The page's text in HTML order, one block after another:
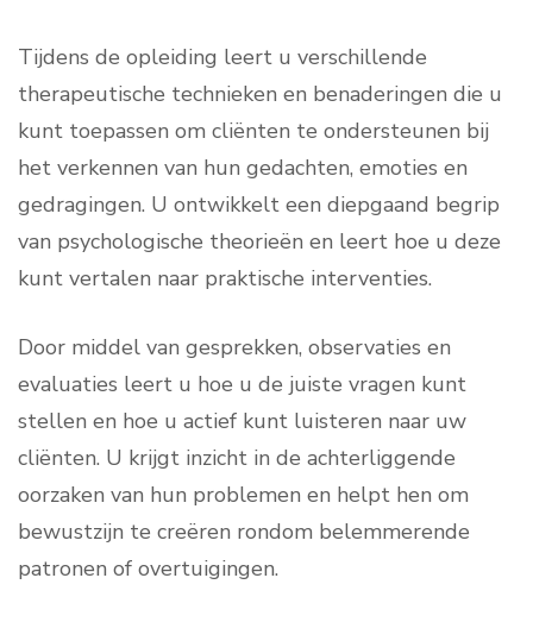
Tijdens de opleiding leert u verschillende
therapeutische technieken en benaderingen die u
kunt toepassen om cliënten te ondersteunen bij
het verkennen van hun gedachten, emoties en
gedragingen. U ontwikkelt een diepgaand begrip
van psychologische theorieën en leert hoe u deze
kunt vertalen naar praktische interventies.
Door middel van gesprekken, observaties en
evaluaties leert u hoe u de juiste vragen kunt
stellen en hoe u actief kunt luisteren naar uw
cliënten. U krijgt inzicht in de achterliggende
oorzaken van hun problemen en helpt hen om
bewustzijn te creëren rondom belemmerende
patronen of overtuigingen.